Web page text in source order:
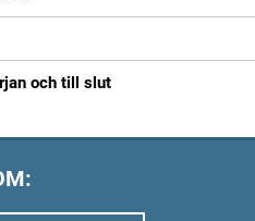
och till slut